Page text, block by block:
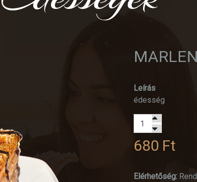
Leírás
édesség
680 Ft
Elérhetőség: